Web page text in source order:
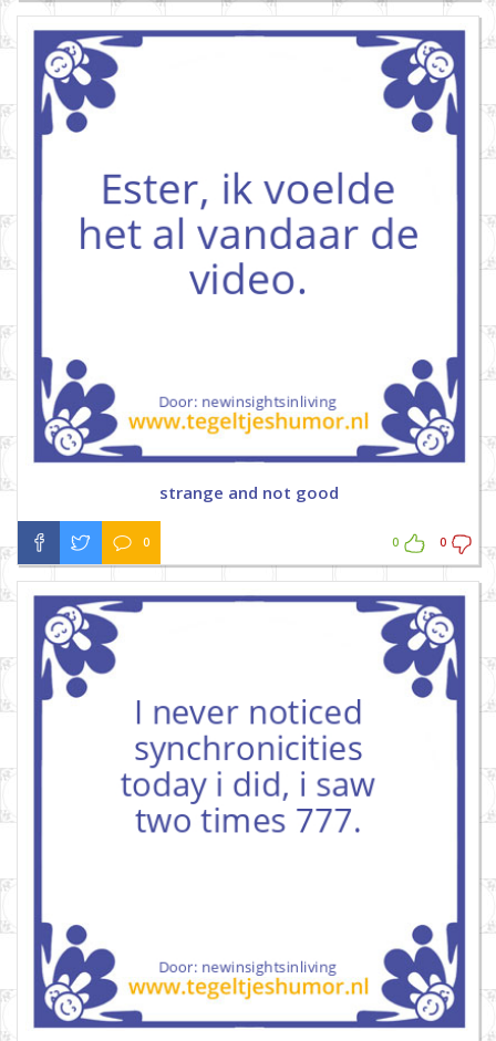
strange and not good
0 0 0